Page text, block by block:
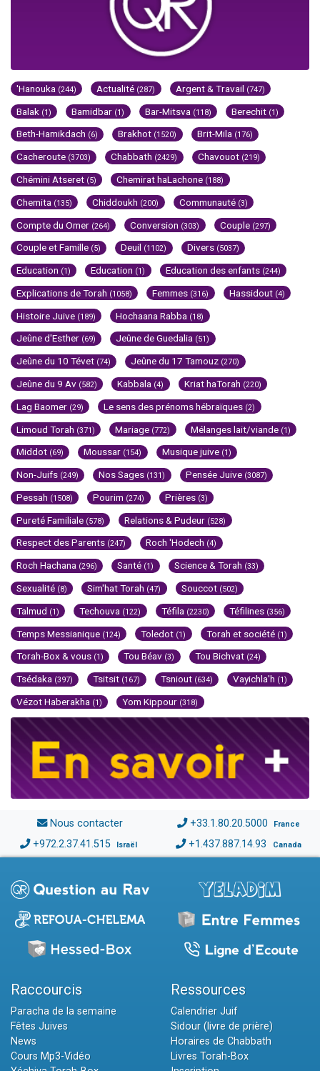
'Hanouka (244) Actualité (287) Argent & Travail (747)
Balak (1) Bamidbar (1) Bar-Mitsva (118) Berechit (1)
Beth-Hamikdach (6) Brakhot (1520) Brit-Mila (176)
Cacheroute (3703) Chabbath (2429) Chavouot (219)
Chémini Atseret (5) Chemirat haLachone (188)
Chemita (135) Chiddoukh (200) Communauté (3)
Compte du Omer (264) Conversion (303) Couple (297)
Couple et Famille (5) Deuil (1102) Divers (5037)
Education (1) Education (1) Education des enfants (244)
Explications de Torah (1058) Femmes (316) Hassidout (4)
Histoire Juive (189) Hochaana Rabba (18)
Jeûne d'Esther (69) Jeûne de Guedalia (51)
Jeûne du 10 Tévet (74) Jeûne du 17 Tamouz (270)
Jeûne du 9 Av (582) Kabbala (4) Kriat haTorah (220)
Lag Baomer (29) Le sens des prénoms hébraïques (2)
Limoud Torah (371) Mariage (772) Mélanges lait/viande (1)
Middot (69) Moussar (154) Musique juive (1)
Non-Juifs (249) Nos Sages (131) Pensée Juive (3087)
Pessah (1508) Pourim (274) Prières (3)
Pureté Familiale (578) Relations & Pudeur (528)
Respect des Parents (247) Roch 'Hodech (4)
Roch Hachana (296) Santé (1) Science & Torah (33)
Sexualité (8) Sim'hat Torah (47) Souccot (502)
Talmud (1) Techouva (122) Téfila (2230) Téfilines (356)
Temps Messianique (124) Toledot (1) Torah et société (1)
Torah-Box & vous (1) Tou Béav (3) Tou Bichvat (24)
Tsédaka (397) Tsitsit (167) Tsniout (634) Vayichla'h (1)
Vézot Haberakha (1) Yom Kippour (318)
Nous contacter +33.1.80.20.5000 France
+972.2.37.41.515 Israël +1.437.887.14.93 Canada
Raccourcis
Paracha de la semaine
Fêtes Juives
News
Cours Mp3-Vidéo
Ressources
Calendrier Juif
Sidour (livre de prière)
Horaires de Chabbath
Livres Torah-Box